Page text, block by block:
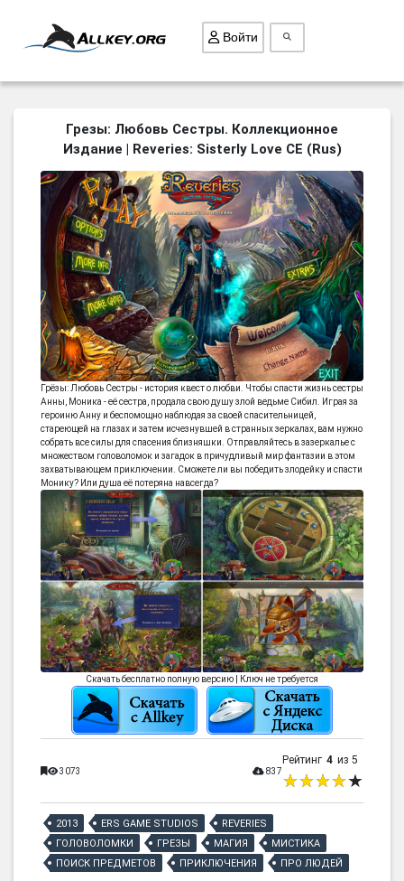
ВСЕ ИГРЫ
ПОИСК ПРЕДМЕТОВ
ГОЛОВОЛОМКИ
БИЗНЕС
ТРИ-В-РЯД
СТРАТЕГИИ
СТРЕЛЯЛКИ
КВЕСТ
КАК СКАЧАТЬ
НОВОСТИ
Войти
Грезы: Любовь Сестры. Коллекционное
Издание | Reveries: Sisterly Love CE (Rus)
Грёзы: Любовь Сестры - история квест о любви. Чтобы спасти жизнь сестры
Анны, Моника - её сестра, продала свою душу злой ведьме Сибил. Играя за
героиню Анну и беспомощно наблюдая за своей спасительницей,
стареющей на глазах и затем исчезнувшей в странных зеркалах, вам нужно
собрать все силы для спасения близняшки. Отправляйтесь в зазеркалье с
множеством головоломок и загадок в причудливый мир фантазии в этом
захватывающем приключении. Сможете ли вы победить злодейку и спасти
Монику? Или душа её потеряна навсегда?
Скачать бесплатно полную версию | Ключ не требуется
3073 837
Рейтинг 4 из 5
2013 ERS GAME STUDIOS
REVERIES
ГОЛОВОЛОМКИ
ГРЕЗЫ МАГИЯ
МИСТИКА
ПОИСК ПРЕДМЕТОВ
ПРИКЛЮЧЕНИЯ ПРО ЛЮДЕЙ